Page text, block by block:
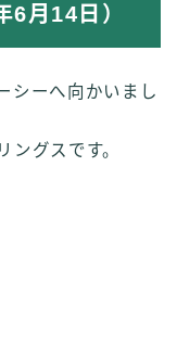
6月14日）
シーへ向かいまし
ングスです。